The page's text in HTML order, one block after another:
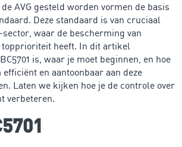
AVG gesteld worden vormen de basis
Deze standaard is van cruciaal
sector, waar de bescherming van
topprioriteit heeft. In dit artikel
is, waar je moet beginnen, en hoe
en aantoonbaar aan deze
Laten we kijken hoe je de controle over
verbeteren.